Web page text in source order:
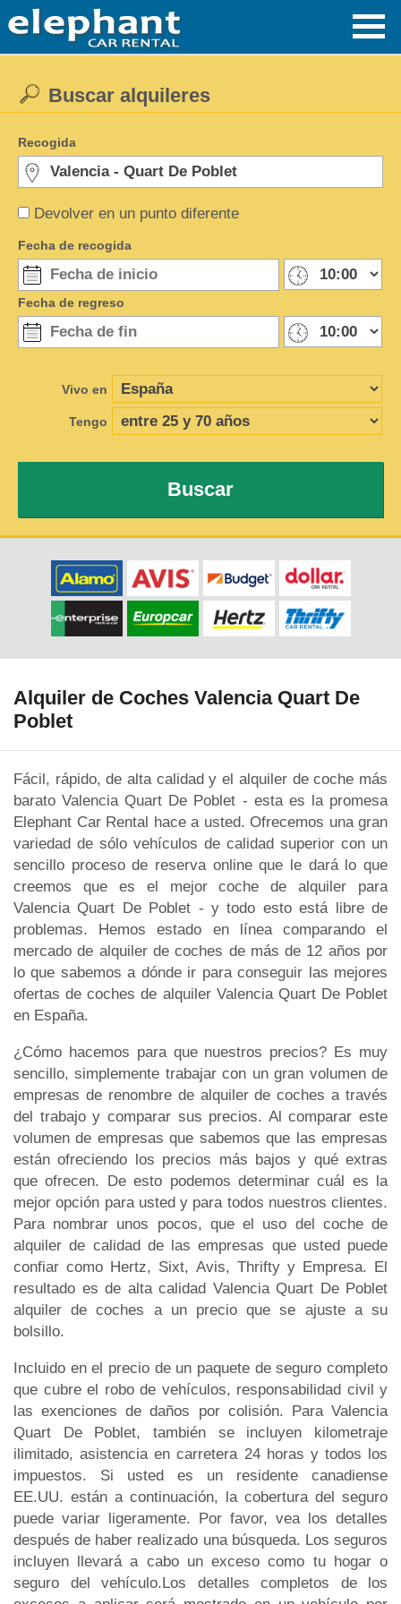
Devolver en un punto diferente
Buscar alquileres
Recogida
Fecha de recogida
Fecha de regreso
Vivo en
Tengo
Buscar
Alquiler de Coches Valencia Quart De
Poblet
Fácil, rápido, de alta calidad y el alquiler de coche más
barato Valencia Quart De Poblet - esta es la promesa
Elephant Car Rental hace a usted. Ofrecemos una gran
variedad de sólo vehículos de calidad superior con un
sencillo proceso de reserva online que le dará lo que
creemos que es el mejor coche de alquiler para
Valencia Quart De Poblet - y todo esto está libre de
problemas. Hemos estado en línea comparando el
mercado de alquiler de coches de más de 12 años por
lo que sabemos a dónde ir para conseguir las mejores
ofertas de coches de alquiler Valencia Quart De Poblet
en España.
¿Cómo hacemos para que nuestros precios? Es muy
sencillo, simplemente trabajar con un gran volumen de
empresas de renombre de alquiler de coches a través
del trabajo y comparar sus precios. Al comparar este
volumen de empresas que sabemos que las empresas
están ofreciendo los precios más bajos y qué extras
que ofrecen. De esto podemos determinar cuál es la
mejor opción para usted y para todos nuestros clientes.
Para nombrar unos pocos, que el uso del coche de
alquiler de calidad de las empresas que usted puede
confiar como Hertz, Sixt, Avis, Thrifty y Empresa. El
resultado es de alta calidad Valencia Quart De Poblet
alquiler de coches a un precio que se ajuste a su
bolsillo.
Incluido en el precio de un paquete de seguro completo
que cubre el robo de vehículos, responsabilidad civil y
las exenciones de daños por colisión. Para Valencia
Quart De Poblet, también se incluyen kilometraje
ilimitado, asistencia en carretera 24 horas y todos los
impuestos. Si usted es un residente canadiense
EE.UU. están a continuación, la cobertura del seguro
puede variar ligeramente. Por favor, vea los detalles
después de haber realizado una búsqueda. Los seguros
incluyen llevará a cabo un exceso como tu hogar o
seguro del vehículo.Los detalles completos de los